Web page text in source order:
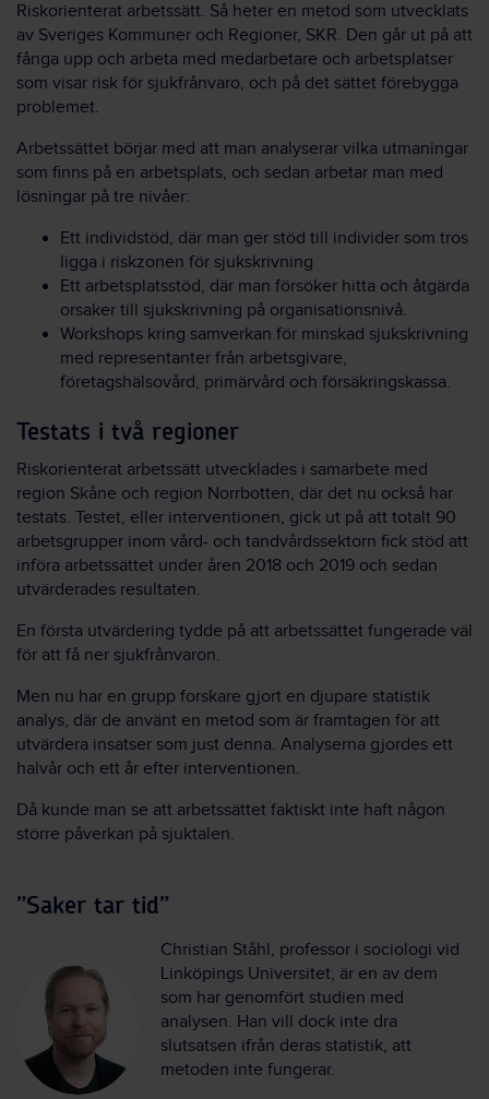
Riskorienterat arbetssätt. Så heter en metod som utvecklats
av Sveriges Kommuner och Regioner, SKR. Den går ut på att
fånga upp och arbeta med medarbetare och arbetsplatser
som visar risk för sjukfrånvaro, och på det sättet förebygga
problemet.
Arbetssättet börjar med att man analyserar vilka utmaningar
som finns på en arbetsplats, och sedan arbetar man med
lösningar på tre nivåer:
Ett individstöd, där man ger stöd till individer som tros
ligga i riskzonen för sjukskrivning
Ett arbetsplatsstöd, där man försöker hitta och åtgärda
orsaker till sjukskrivning på organisationsnivå.
Workshops kring samverkan för minskad sjukskrivning
med representanter från arbetsgivare,
företagshälsovård, primärvård och försäkringskassa.
Testats i två regioner
Riskorienterat arbetssätt utvecklades i samarbete med
region Skåne och region Norrbotten, där det nu också har
testats. Testet, eller interventionen, gick ut på att totalt 90
arbetsgrupper inom vård- och tandvårdssektorn fick stöd att
införa arbetssättet under åren 2018 och 2019 och sedan
utvärderades resultaten.
En första utvärdering tydde på att arbetssättet fungerade väl
för att få ner sjukfrånvaron.
Men nu har en grupp forskare gjort en djupare statistik
analys, där de använt en metod som är framtagen för att
utvärdera insatser som just denna. Analyserna gjordes ett
halvår och ett år efter interventionen.
Då kunde man se att arbetssättet faktiskt inte haft någon
större påverkan på sjuktalen.
”Saker tar tid”
Christian Ståhl, professor i sociologi vid
Linköpings Universitet, är en av dem
som har genomfört studien med
analysen. Han vill dock inte dra
slutsatsen ifrån deras statistik, att
metoden inte fungerar.